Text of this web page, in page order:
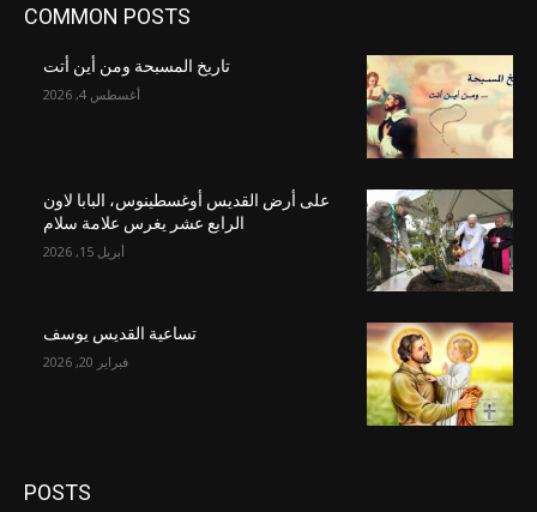
COMMON POSTS
تاريخ المسبحة ومن أين أتت
أغسطس 4, 2026
على أرض القديس أوغسطينوس، البابا لاون
الرابع عشر يغرس علامة سلام
أبريل 15, 2026
تساعية القديس يوسف
فبراير 20, 2026
POSTS